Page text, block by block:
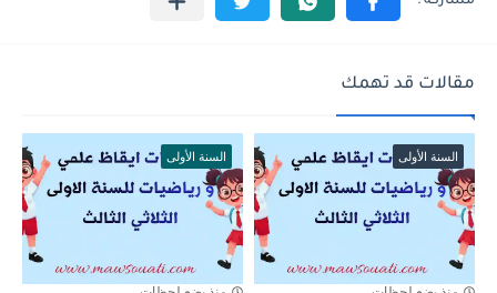
مقالات قد تهمك
السنة الأولى السنة الأولى